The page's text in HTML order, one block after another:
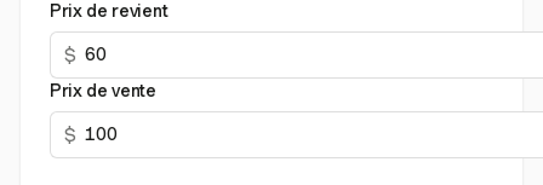
Prix de revient
$
Prix de vente
$